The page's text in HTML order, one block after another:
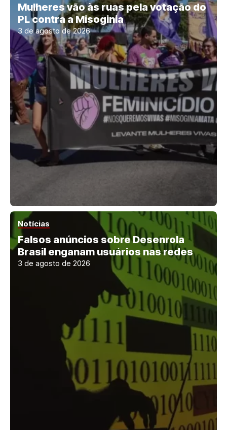
Mulheres vão às ruas pela votação do
PL contra a Misoginia
3 de agosto de 2026
Notícias
Falsos anúncios sobre Desenrola
Brasil enganam usuários nas redes
3 de agosto de 2026